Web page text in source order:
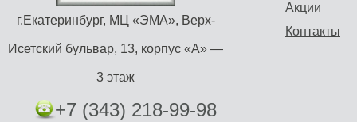
Акции
Контакты
г.Екатеринбург, МЦ «ЭМА», Верх-
Исетский бульвар, 13, корпус «А» —
3 этаж
+7 (343) 218-99-98